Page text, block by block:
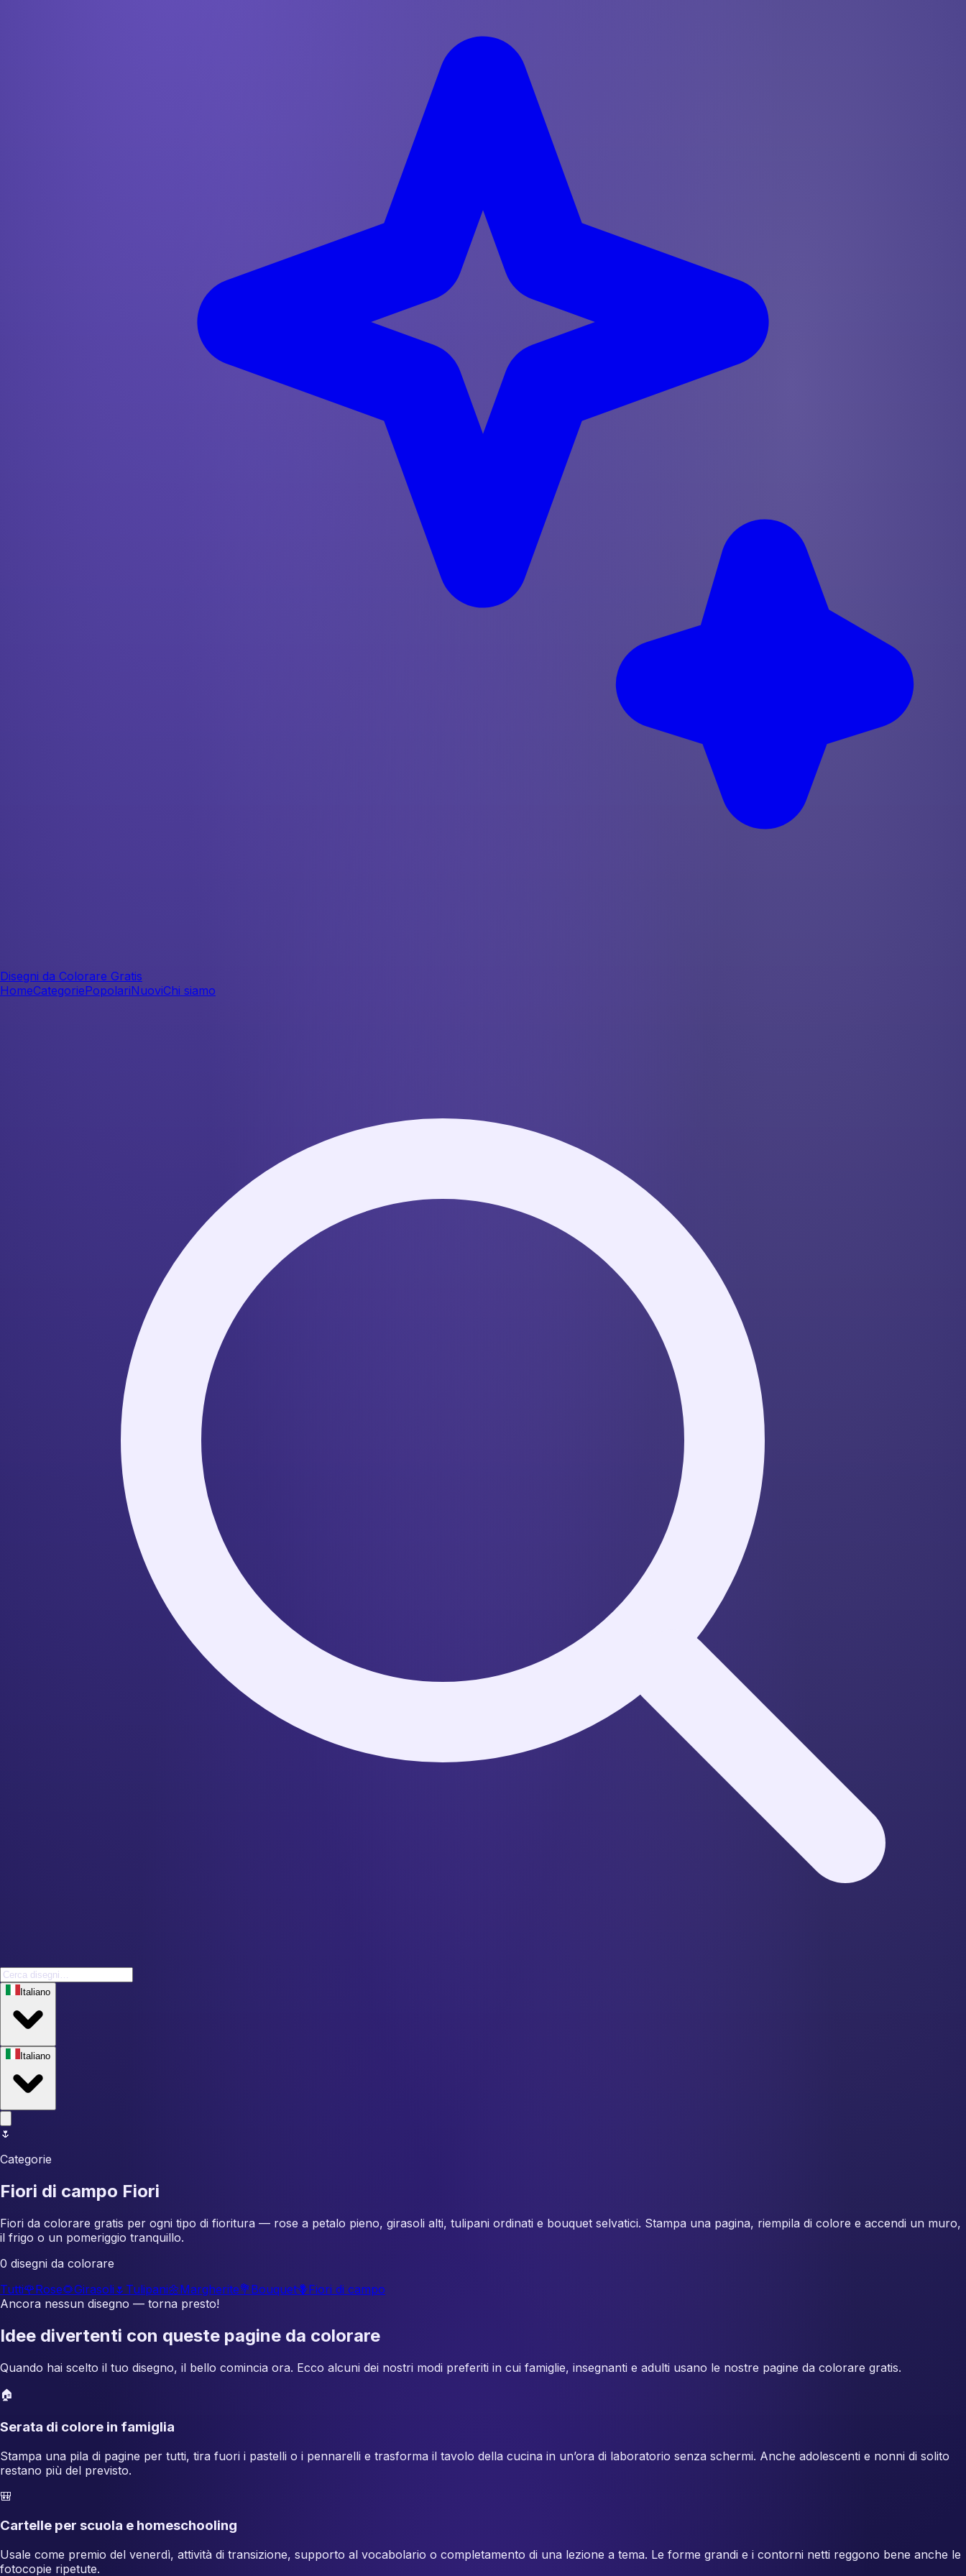
Disegni da Colorare Gratis
HomeCategoriePopolariNuoviChi siamo
Italiano
Italiano
🌷
Categorie
Fiori di campo Fiori
Fiori da colorare gratis per ogni tipo di fioritura — rose a petalo pieno, girasoli alti, tulipani ordinati e bouquet selvatici. Stampa una pagina, riempila di colore e accendi un muro,
il frigo o un pomeriggio tranquillo.
0 disegni da colorare
Tutti🌹Rose🌻Girasoli 🌷 Tulipani🌼Margherite💐 Bouquet🪻Fiori di campo
Ancora nessun disegno — torna presto!
Idee divertenti con queste pagine da colorare
Quando hai scelto il tuo disegno, il bello comincia ora. Ecco alcuni dei nostri modi preferiti in cui famiglie, insegnanti e adulti usano le nostre pagine da colorare gratis.
🏠
Serata di colore in famiglia
Stampa una pila di pagine per tutti, tira fuori i pastelli o i pennarelli e trasforma il tavolo della cucina in un’ora di laboratorio senza schermi. Anche adolescenti e nonni di solito
restano più del previsto.
🎒
Cartelle per scuola e homeschooling
Usale come premio del venerdì, attività di transizione, supporto al vocabolario o completamento di una lezione a tema. Le forme grandi e i contorni netti reggono bene anche le
fotocopie ripetute.